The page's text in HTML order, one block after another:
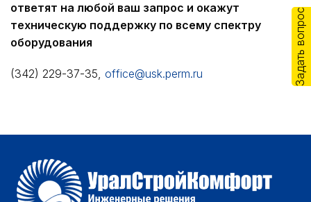
ответят на любой ваш запрос и окажут
техническую поддержку по всему спектру
оборудования
(342) 229-37-35, office@usk.perm.ru Задать вопрос